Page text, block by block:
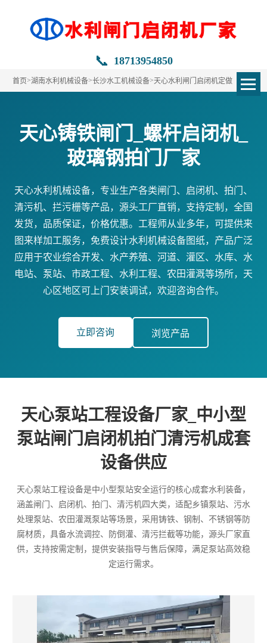
📞 18713954850
首页>湖南水利机械设备>长沙水工机械设备>天心水利闸门启闭机定做
天心铸铁闸门_螺杆启闭机_
玻璃钢拍门厂家
天心水利机械设备，专业生产各类闸门、启闭机、拍门、
清污机、拦污栅等产品，源头工厂直销，支持定制，全国
发货，品质保证，价格优惠。工程师从业多年，可提供来
图来样加工服务，免费设计水利机械设备图纸，产品广泛
应用于农业综合开发、水产养殖、河道、灌区、水库、水
电站、泵站、市政工程、水利工程、农田灌溉等场所，天
心区地区可上门安装调试，欢迎咨询合作。
立即咨询 浏览产品
天心泵站工程设备厂家_中小型
泵站闸门启闭机拍门清污机成套
设备供应
天心泵站工程设备是中小型泵站安全运行的核心成套水利装备，
涵盖闸门、启闭机、拍门、清污机四大类，适配乡镇泵站、污水
处理泵站、农田灌溉泵站等场景，采用铸铁、钢制、不锈钢等防
腐材质，具备水流调控、防倒灌、清污拦截等功能，源头厂家直
供，支持按需定制，提供安装指导与售后保障，满足泵站高效稳
定运行需求。